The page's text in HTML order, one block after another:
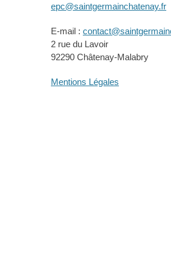
epc@saintgermainchatenay.fr
E-mail :
2 rue du Lavoir
92290 Châtenay-Malabry
Mentions Légales